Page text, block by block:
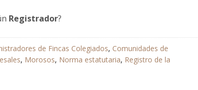
Registrador?
de Fincas Colegiados, Comunidades de
, Morosos, Norma estatutaria, Registro de la